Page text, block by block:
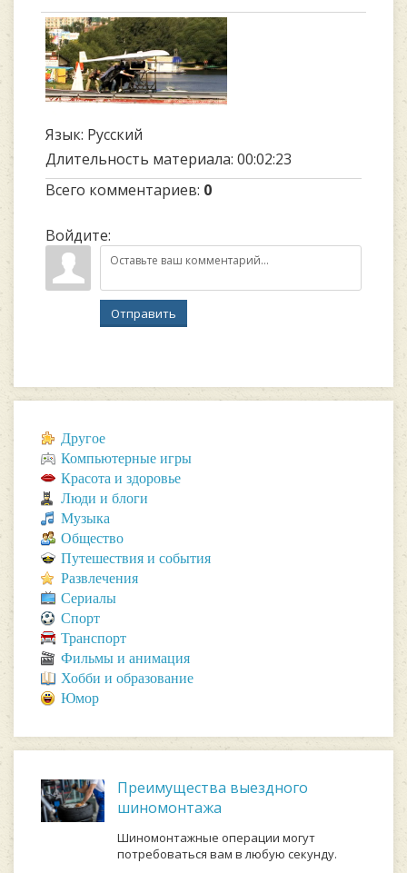
Язык: Русский
Длительность материала: 00:02:23
Всего комментариев: 0
Войдите:
Отправить
Другое
Компьютерные игры
Красота и здоровье
Люди и блоги
Музыка
Общество
Путешествия и события
Развлечения
Сериалы
Спорт
Транспорт
Фильмы и анимация
Хобби и образование
Юмор
Преимущества выездного
шиномонтажа
Шиномонтажные операции могут
потребоваться вам в любую секунду.